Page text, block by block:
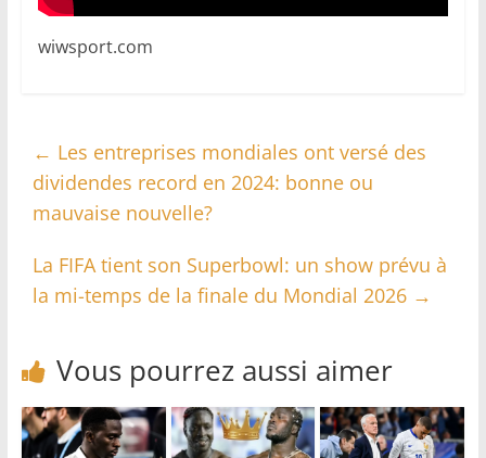
wiwsport.com
← Les entreprises mondiales ont versé des
dividendes record en 2024: bonne ou
mauvaise nouvelle?
La FIFA tient son Superbowl: un show prévu à
la mi-temps de la finale du Mondial 2026 →
Vous pourrez aussi aimer